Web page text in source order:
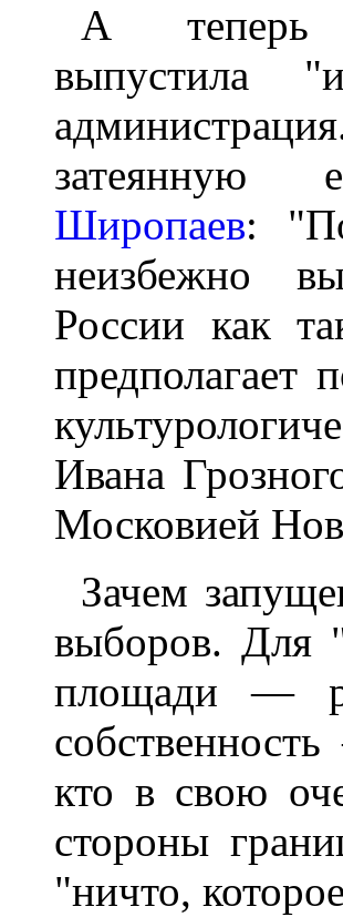
А теперь
выпустила
затеянную
Широпаев:
неизбежно
России как
предполагает
Ивана
Московией
Зачем
выборов. Для
площади —
кто в свою
стороны
"ничто,